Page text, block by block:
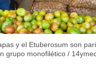
y el Etuberosum son
grupo monofilético /